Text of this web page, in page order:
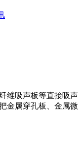
维吸声板等直接吸声
金属穿孔板、金属微